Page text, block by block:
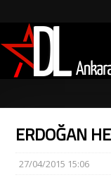
ERDOĞAN
27/04/2015 15:06